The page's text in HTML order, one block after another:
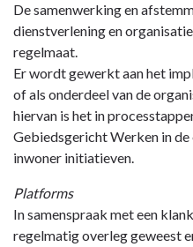
De samenwerking en
dienstverlening en
regelmaat.
Er wordt gewerkt aan het
of als onderdeel van de
hiervan is het in
Gebiedsgericht Werken in
inwoner initiatieven.
Platforms
In samenspraak met een
regelmatig overleg geweest